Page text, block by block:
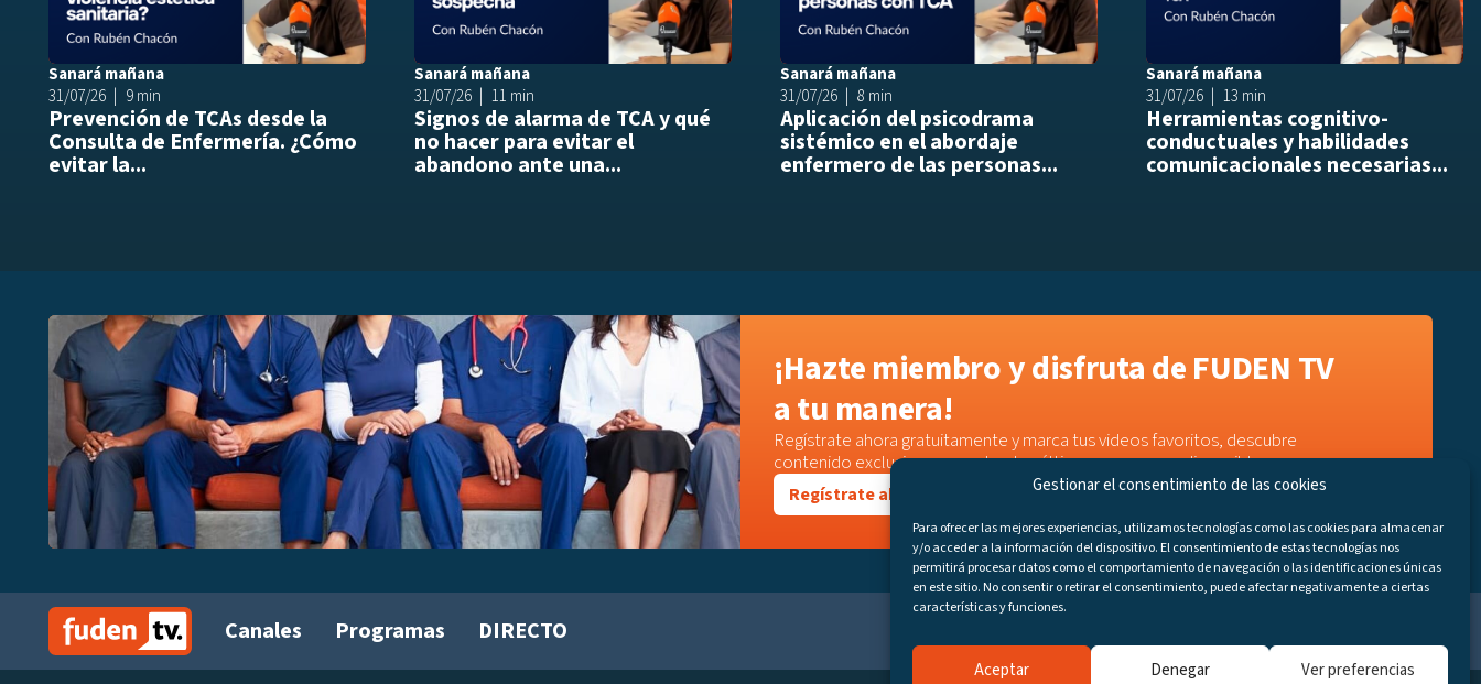
Gestionar el consentimiento de las cookies
Para ofrecer las mejores experiencias, utilizamos tecnologías como las cookies para almacenar
y/o acceder a la información del dispositivo. El consentimiento de estas tecnologías nos
permitirá procesar datos como el comportamiento de navegación o las identificaciones únicas
en este sitio. No consentir o retirar el consentimiento, puede afectar negativamente a ciertas
características y funciones.
Aceptar Denegar Ver preferencias
Sanará mañana
31/07/26
9 min
Prevención de TCAs desde la
Consulta de Enfermería. ¿Cómo
evitar la...
Sanará mañana
31/07/26
11 min
Signos de alarma de TCA y qué
no hacer para evitar el
abandono ante una...
Sanará mañana
31/07/26
8 min
Aplicación del psicodrama
sistémico en el abordaje
enfermero de las personas...
Sanará mañana
31/07/26
13 min
Herramientas cognitivo-
conductuales y habilidades
comunicacionales necesarias...
¡Hazte miembro y disfruta de FUDEN TV
a tu manera!
Regístrate ahora gratuitamente y marca tus videos favoritos, descubre
contenido exclusivo o accede a los últimos programas disponibles.
Regístrate ahora
Canales Programas DIRECTO